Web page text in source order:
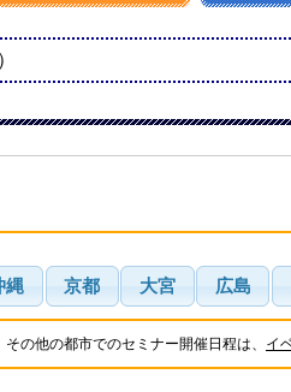
縄 京都 大宮 広島
その他の都市でのセミナー開催日程は、 イ